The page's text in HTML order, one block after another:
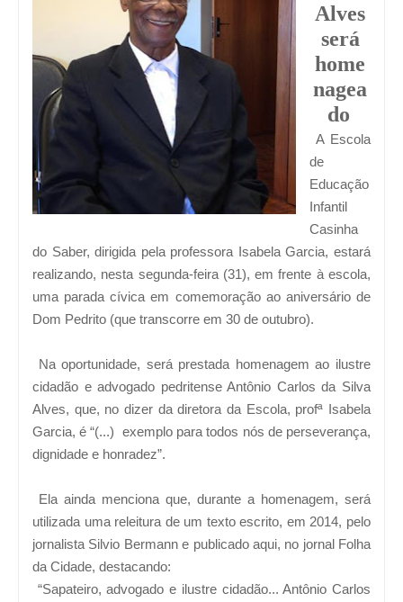
Alves
será
home
nagea
do
A Escola
de
Educação
Infantil
Casinha
do Saber, dirigida pela professora Isabela Garcia, estará
realizando, nesta segunda-feira (31), em frente à escola,
uma parada cívica em comemoração ao aniversário de
Dom Pedrito (que transcorre em 30 de outubro).
Na oportunidade, será prestada homenagem ao ilustre
cidadão e advogado pedritense Antônio Carlos da Silva
Alves, que, no dizer da diretora da Escola, profª Isabela
Garcia, é “(...) exemplo para todos nós de perseverança,
dignidade e honradez”.
Ela ainda menciona que, durante a homenagem, será
utilizada uma releitura de um texto escrito, em 2014, pelo
jornalista Silvio Bermann e publicado aqui, no jornal Folha
da Cidade, destacando:
“Sapateiro, advogado e ilustre cidadão... Antônio Carlos